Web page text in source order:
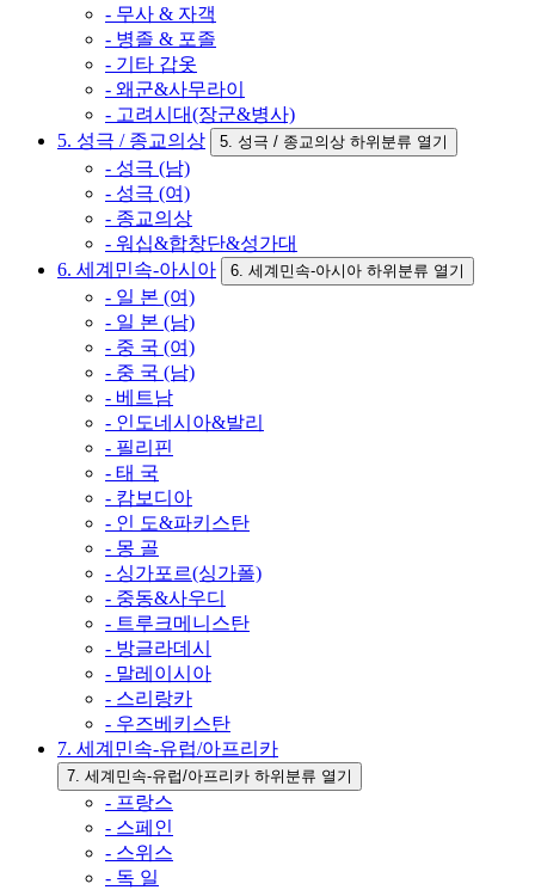
- 무사 & 자객
- 병졸 & 포졸
- 기타 갑옷
- 왜군&사무라이
- 고려시대(장군&병사)
5. 성극 / 종교의상
5. 성극 / 종교의상 하위분류 열기
- 성극 (남)
- 성극 (여)
- 종교의상
- 워십&합창단&성가대
6. 세계민속-아시아
6. 세계민속-아시아 하위분류 열기
- 일 본 (여)
- 일 본 (남)
- 중 국 (여)
- 중 국 (남)
- 베트남
- 인도네시아&발리
- 필리핀
- 태 국
- 캄보디아
- 인 도&파키스탄
- 몽 골
- 싱가포르(싱가폴)
- 중동&사우디
- 트루크메니스탄
- 방글라데시
- 말레이시아
- 스리랑카
- 우즈베키스탄
7. 세계민속-유럽/아프리카
7. 세계민속-유럽/아프리카 하위분류 열기
- 프랑스
- 스페인
- 스위스
- 독 일